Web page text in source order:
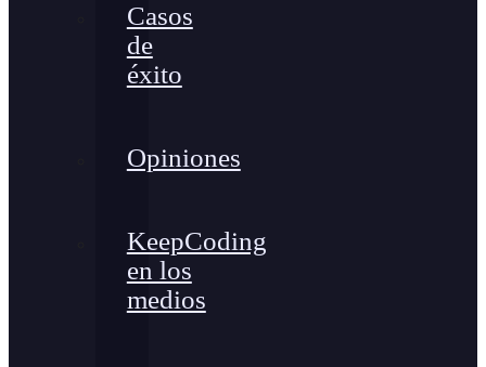
Casos
de
éxito
Opiniones
KeepCoding
en los
medios